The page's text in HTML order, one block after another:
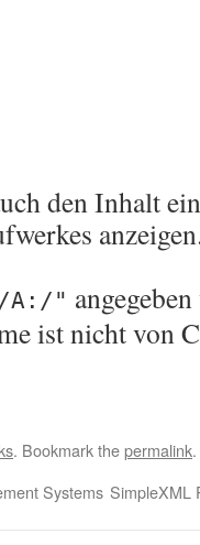
den Inhalt
A:/"
ist nicht von
. Bookmark thepermalink.
Systems SimpleXML